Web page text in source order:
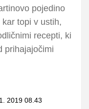
pojedino
topi v ustih,
recepti, ki
prihajajočimi
2019 08.43